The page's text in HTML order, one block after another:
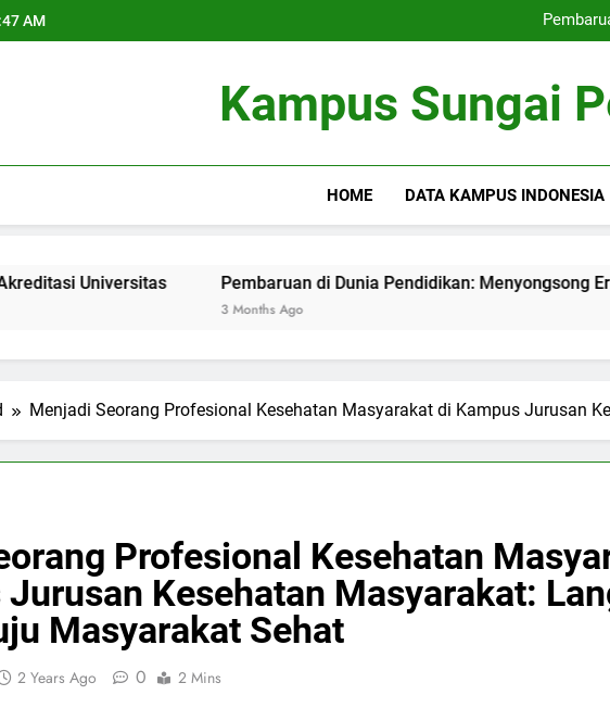
AM
Pengelolaan
Pengelolaan
Kampus Sungai
HOME DATA KAMPUS INDONESIA
Pembaruan di Dunia Pendidikan: Menyongsong Era Kampus
Menjadi Seorang Profesional Kesehatan Masyarakat di Kampus Jurusan
Profesional Kesehatan
Kesehatan Masyarakat:
Masyarakat Sehat
2 Years Ago 0 2 Mins